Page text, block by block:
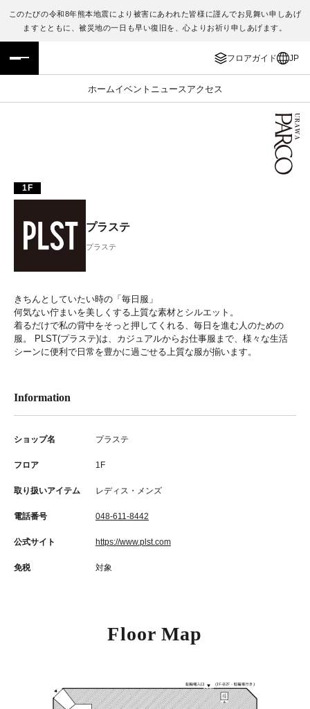
このたびの令和8年熊本地震により被害にあわれた皆様に謹んでお見舞い申しあげ
ますとともに、被災地の一日も早い復旧を、心よりお祈り申しあげます。
フロアガイド JP
ホームイベント ニュース アクセス
フロアガイド
施設案内・アクセス
ENGLISH
繁体字
1F
プラステ
プラステ
きちんとしていたい時の「毎日服」
何気ない佇まいを美しくする上質な素材とシルエット。
着るだけで私の背中をそっと押してくれる、毎日を進む人のための
服。 PLST(プラステ)は、カジュアルからお仕事服まで、様々な生活
シーンに便利で日常を豊かに過ごせる上質な服が揃います。
Information
ショップ名 プラステ
フロア 1F
取り扱いアイテム レディス・メンズ
電話番号 048-611-8442
公式サイト https://www.plst.com
免税 対象
Floor Map